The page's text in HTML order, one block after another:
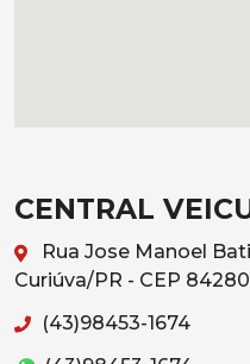
CENTRAL
Rua Jose Manoel
Curiúva/PR - CEP
(43)98453-1674